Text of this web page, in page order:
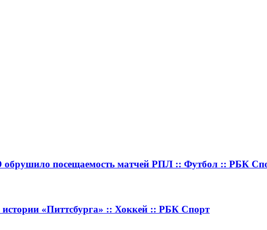
обрушило посещаемость матчей РПЛ :: Футбол :: РБК
«Питтсбурга» :: Хоккей :: РБК Спорт